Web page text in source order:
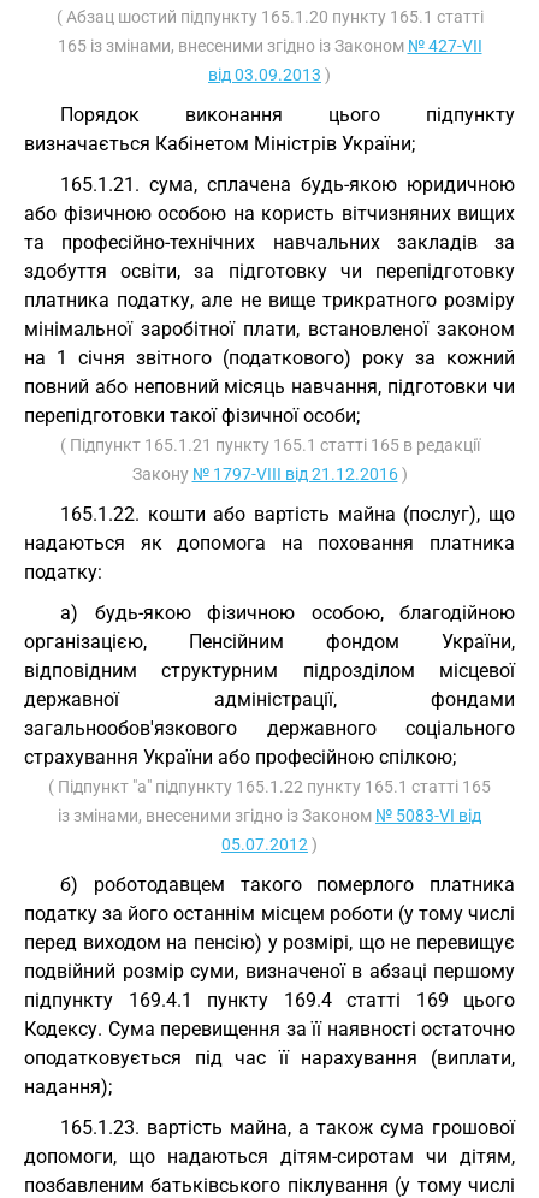
( Абзац шостий підпункту 165.1.20 пункту 165.1 статті
165 із змінами, внесеними згідно із Законом № 427-VII
від 03.09.2013 )
Порядок виконання цього підпункту
визначається Кабінетом Міністрів України;
165.1.21. сума, сплачена будь-якою юридичною
або фізичною особою на користь вітчизняних вищих
та професійно-технічних навчальних закладів за
здобуття освіти, за підготовку чи перепідготовку
платника податку, але не вище трикратного розміру
мінімальної заробітної плати, встановленої законом
на 1 січня звітного (податкового) року за кожний
повний або неповний місяць навчання, підготовки чи
перепідготовки такої фізичної особи;
( Підпункт 165.1.21 пункту 165.1 статті 165 в редакції
Закону № 1797-VIII від 21.12.2016)
165.1.22. кошти або вартість майна (послуг), що
надаються як допомога на поховання платника
податку:
а) будь-якою фізичною особою, благодійною
організацією, Пенсійним фондом України,
відповідним структурним підрозділом місцевої
державної адміністрації, фондами
загальнообов'язкового державного соціального
страхування України або професійною спілкою;
( Підпункт "а" підпункту 165.1.22 пункту 165.1 статті 165
із змінами, внесеними згідно із Законом № 5083-VI від
05.07.2012 )
б) роботодавцем такого померлого платника
податку за його останнім місцем роботи (у тому числі
перед виходом на пенсію) у розмірі, що не перевищує
подвійний розмір суми, визначеної в абзаці першому
підпункту 169.4.1 пункту 169.4 статті 169 цього
Кодексу. Сума перевищення за її наявності остаточно
оподатковується під час її нарахування (виплати,
надання);
165.1.23. вартість майна, а також сума грошової
допомоги, що надаються дітям-сиротам чи дітям,
позбавленим батьківського піклування (у тому числі